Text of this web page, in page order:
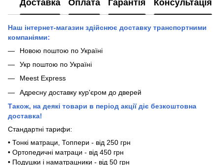
Доставка Оплата Гарантія Консультація
Наш інтернет-магазин здійснює доставку транспортними
компаніями:
Новою поштою по Україні
Укр поштою по Україні
Meest Express
Адресну доставку кур'єром до дверей
Також, на деякі товари в період акції діє безкоштовна
доставка!
Стандартні тарифи:
• Тонкі матраци, Топпери - від 250 грн
• Ортопедичні матраци - від 450 грн
• Подушки і наматрацники - від 50 грн